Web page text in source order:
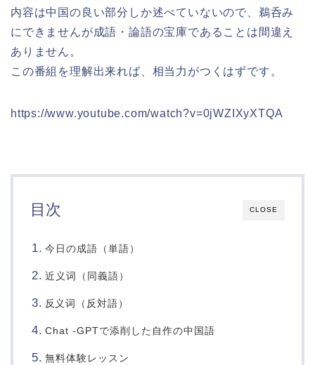
内容は中国の良い部分しか述べていないので、鵜呑み
にできませんが成語・論語の宝庫であることは間違え
ありません。
この番組を理解出来れば、相当力がつくはずです。
https://www.youtube.com/watch?v=0jWZIXyXTQA
CLOSE
目次
今日の成語（単語）
近义词（同義語）
反义词（反対語）
Chat -GPTで添削した自作の中国語
無料体験レッスン